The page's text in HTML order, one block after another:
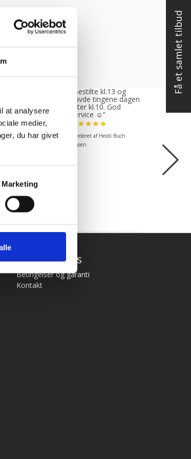
at analysere
medier,
du har givet
Marketing
en
to
“Bestilte kl.13 og
havde tingene dagen
efter kl.10. God
service ☺”
Vurderet af Heidi Buch
Jensen
Hurtige links
Betingelser og garanti
Kontakt
Få et samlet tilbud